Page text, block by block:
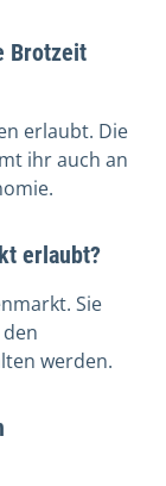
Brotzeit
erlaubt. Die
ihr auch an
erlaubt?
Sie
werden.